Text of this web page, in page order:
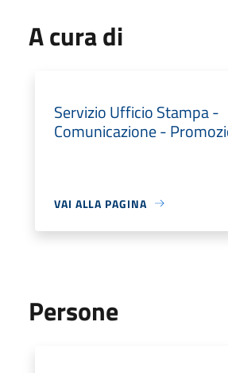
A cura di
Servizio Ufficio Stampa -
Comunicazione -
VAI ALLA PAGINA
Persone